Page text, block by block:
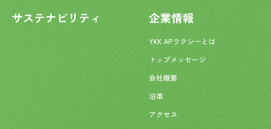
サステナビリティ 企業情報
YKK APラクシーとは
トップメッセージ
会社概要
沿革
アクセス